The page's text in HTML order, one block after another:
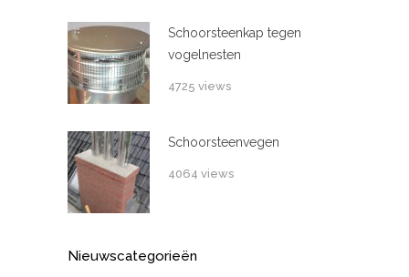
Schoorsteenkap tegen
vogelnesten
4725 views
Schoorsteenvegen
4064 views
Nieuwscategorieën